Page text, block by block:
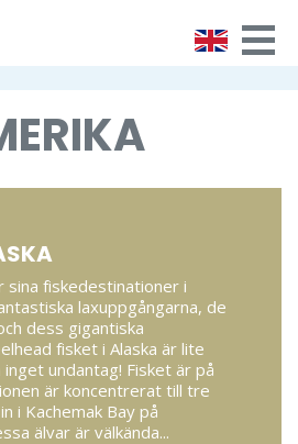
sina fiskedestinationer i
laxuppgångarna, de
dess gigantiska
fisket i Alaska är lite
undantag! Fisket är på
är koncentrerat till tre
i Kachemak Bay på
älvar är välkända...